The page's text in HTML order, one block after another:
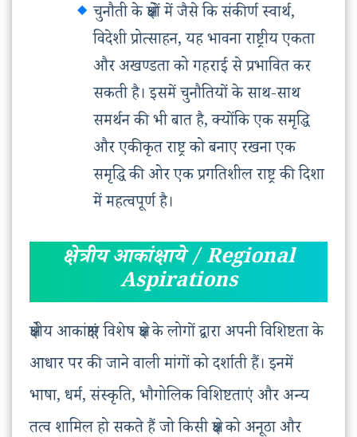
चुनौती के क्षेत्रों में जैसे कि संकीर्ण स्वार्थ,
विदेशी प्रोत्साहन, यह भावना राष्ट्रीय एकता
और अखण्डता को गहराई से प्रभावित कर
सकती है। इसमें चुनौतियों के साथ-साथ
समर्थन की भी बात है, क्योंकि एक समृद्धि
और एकीकृत राष्ट्र को बनाए रखना एक
समृद्धि की ओर एक प्रगतिशील राष्ट्र की दिशा
में महत्वपूर्ण है।
क्षेत्रीय आकांक्षाये / Regional
Aspirations
क्षेत्रीय आकांक्षाएं विशेष क्षेत्र के लोगों द्वारा अपनी विशिष्टता के
आधार पर की जाने वाली मांगों को दर्शाती हैं। इनमें
भाषा, धर्म, संस्कृति, भौगोलिक विशिष्टताएं और अन्य
तत्व शामिल हो सकते हैं जो किसी क्षेत्र को अनूठा और